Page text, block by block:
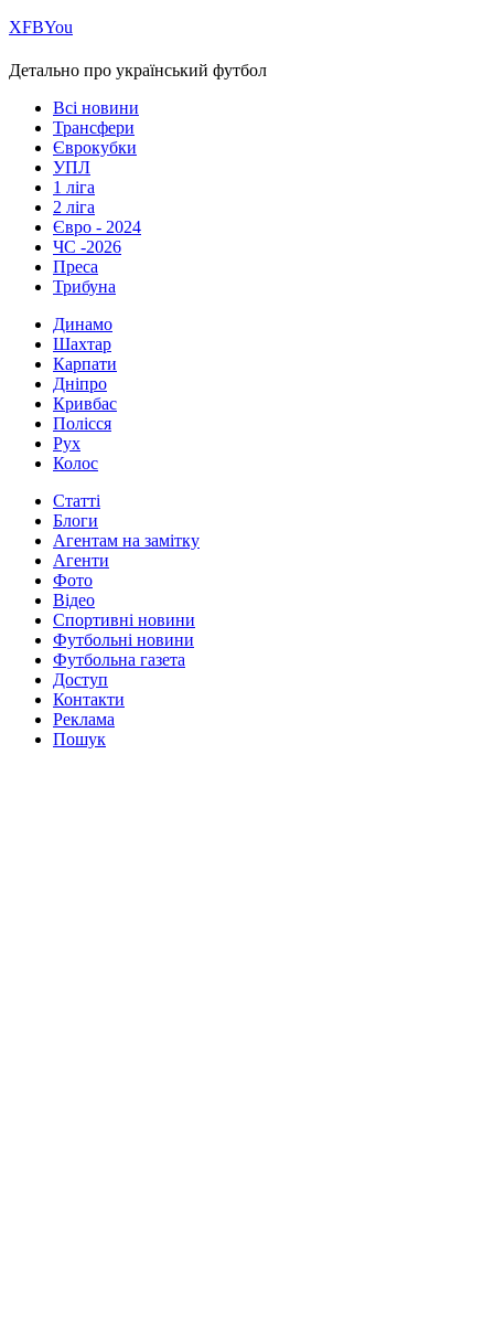
ХFBYou
Детально про український футбол
Всі новини
Трансфери
Єврокубки
УПЛ
1 ліга
2 ліга
Євро - 2024
ЧС -2026
Преса
Трибуна
Динамо
Шахтар
Карпати
Дніпро
Кривбас
Полісся
Рух
Колос
Статті
Блоги
Агентам на замітку
Агенти
Фото
Відео
Спортивні новини
Футбольні новини
Футбольна газета
Доступ
Контакти
Реклама
Пошук